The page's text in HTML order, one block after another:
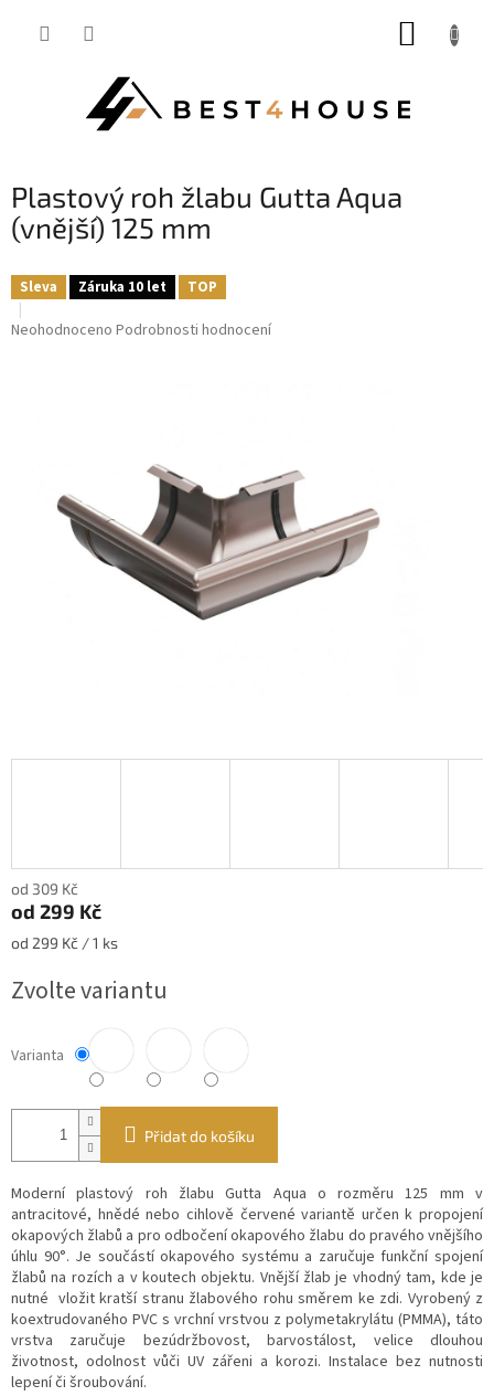
Plastový roh žlabu Gutta Aqua
(vnější) 125 mm
Sleva Záruka 10 let TOP
Průměrné
Neohodnoceno Podrobnosti hodnocení
od 309 Kč
od 299 Kč
Měrná
od 299 Kč / 1 ks
Zvolte variantu
Varianta
Přidat do košíku
Moderní plastový roh žlabu Gutta Aqua o rozměru 125 mm v
antracitové, hnědé nebo cihlově červené variantě určen k propojení
okapových žlabů a pro odbočení okapového žlabu do pravého vnějšího
úhlu 90°. Je součástí okapového systému a zaručuje funkční spojení
žlabů na rozích a v koutech objektu. Vnější žlab je vhodný tam, kde je
nutné vložit kratší stranu žlabového rohu směrem ke zdi. Vyrobený z
koextrudovaného PVC s vrchní vrstvou z polymetakrylátu (PMMA), táto
vrstva zaručuje bezúdržbovost, barvostálost, velice dlouhou
životnost, odolnost vůči UV zářeni a korozi. Instalace bez nutnosti
lepení či šroubování.